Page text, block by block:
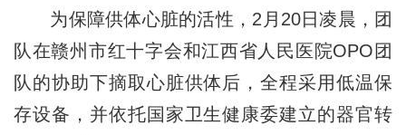
为保障供体心脏的活性，2月20日凌晨，团
队在赣州市红十字会和江西省人民医院OPO团
队的协助下摘取心脏供体后，全程采用低温保
存设备，并依托国家卫生健康委建立的器官转